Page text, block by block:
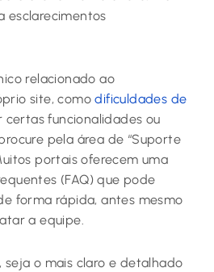
esclarecimentos
relacionado ao
site, comodificuldades de
certas funcionalidades ou
pela área de “Suporte
portais oferecem uma
(FAQ) que pode
forma rápida, antes mesmo
a equipe.
o mais claro e detalhado